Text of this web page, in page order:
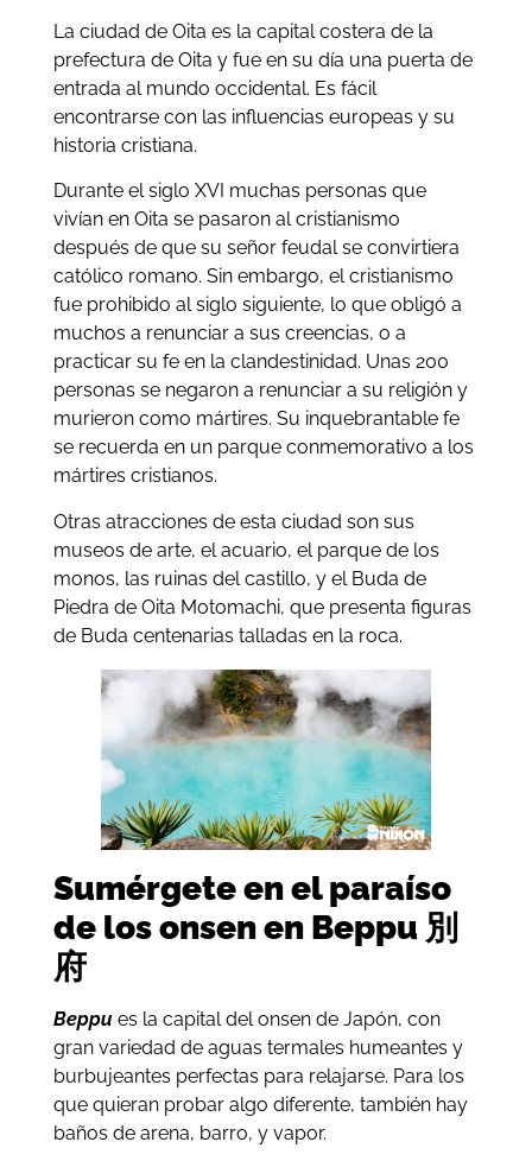
La ciudad de Oita es la capital costera de la
prefectura de Oita y fue en su día una puerta de
entrada al mundo occidental. Es fácil
encontrarse con las influencias europeas y su
historia cristiana.
Durante el siglo XVI muchas personas que
vivían en Oita se pasaron al cristianismo
después de que su señor feudal se convirtiera
católico romano. Sin embargo, el cristianismo
fue prohibido al siglo siguiente, lo que obligó a
muchos a renunciar a sus creencias, o a
practicar su fe en la clandestinidad. Unas 200
personas se negaron a renunciar a su religión y
murieron como mártires. Su inquebrantable fe
se recuerda en un parque conmemorativo a los
mártires cristianos.
Otras atracciones de esta ciudad son sus
museos de arte, el acuario, el parque de los
monos, las ruinas del castillo, y el Buda de
Piedra de Oita Motomachi, que presenta figuras
de Buda centenarias talladas en la roca.
Sumérgete en el paraíso
de los onsen en Beppu 別
府
Beppu es la capital del onsen de Japón, con
gran variedad de aguas termales humeantes y
burbujeantes perfectas para relajarse. Para los
que quieran probar algo diferente, también hay
baños de arena, barro, y vapor.